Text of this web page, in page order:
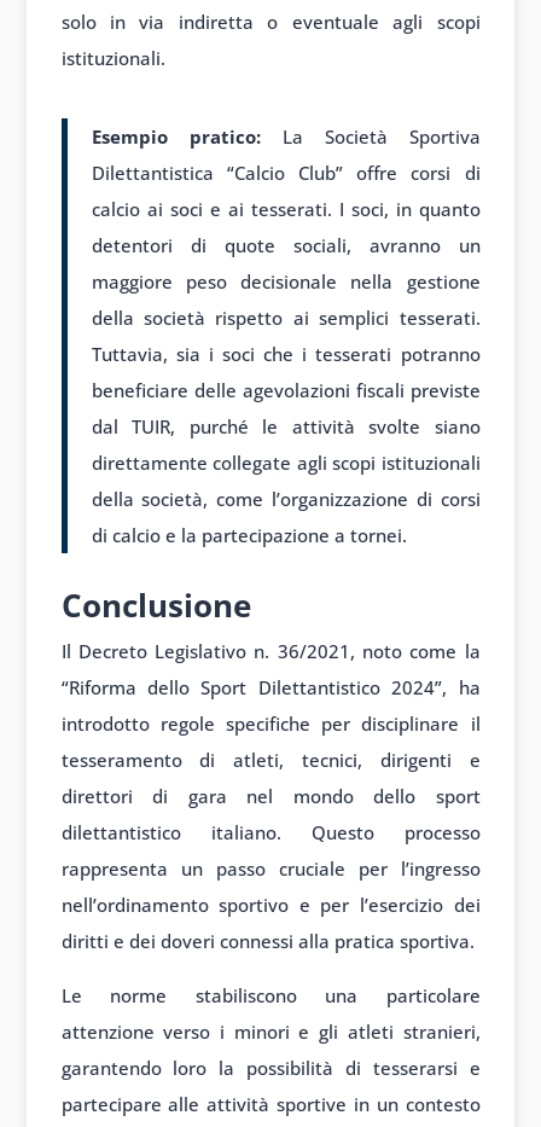
solo in via indiretta o eventuale agli scopi
istituzionali.
Esempio pratico:La Società Sportiva
Dilettantistica “Calcio Club” offre corsi di
calcio ai soci e ai tesserati. I soci, in quanto
detentori di quote sociali, avranno un
maggiore peso decisionale nella gestione
della società rispetto ai semplici tesserati.
Tuttavia, sia i soci che i tesserati potranno
beneficiare delle agevolazioni fiscali previste
dal TUIR, purché le attività svolte siano
direttamente collegate agli scopi istituzionali
della società, come l’organizzazione di corsi
di calcio e la partecipazione a tornei.
Conclusione
Il Decreto Legislativo n. 36/2021, noto come la
“Riforma dello Sport Dilettantistico 2024”, ha
introdotto regole specifiche per disciplinare il
tesseramento di atleti, tecnici, dirigenti e
direttori di gara nel mondo dello sport
dilettantistico italiano. Questo processo
rappresenta un passo cruciale per l’ingresso
nell’ordinamento sportivo e per l’esercizio dei
diritti e dei doveri connessi alla pratica sportiva.
Le norme stabiliscono una particolare
attenzione verso i minori e gli atleti stranieri,
garantendo loro la possibilità di tesserarsi e
partecipare alle attività sportive in un contesto